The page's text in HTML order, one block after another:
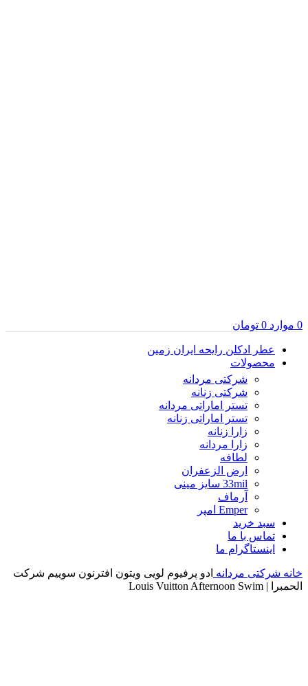
0 موارد 0 تومان
عطر ادکلن رایحه ایران زمین
محصولات
شرکتی مردانه
شرکتی زنانه
تستر اماراتی مردانه
تستر اماراتی زنانه
زارا زنانه
زارا مردانه
لطافه
ارض الزعفران
33mil سایز مینی
آرماف
Emper امپر
سبد خرید
تماس با ما
اینستاگرام ما
خانه شرکتی مردانه ادو پرفیوم لویی ویتون افترنون سوییم شرکت
الحمبرا | Louis Vuitton Afternoon Swim